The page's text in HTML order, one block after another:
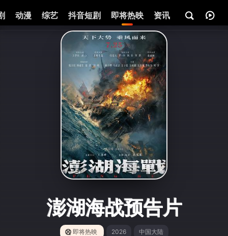
动漫 综艺 抖音短剧 即将热映 资讯
澎湖海战预告片
即将热映 2026 中国大陆